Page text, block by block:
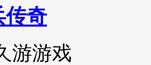
传奇
游游戏